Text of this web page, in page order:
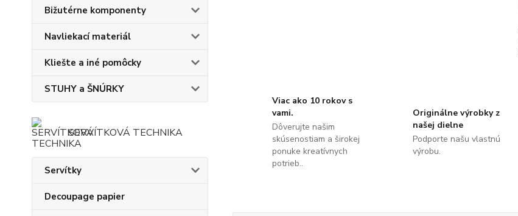
Bižutérne komponenty
Navliekací materiál
Kliešte a iné pomôcky
STUHY a ŠNÚRKY
SERVÍTKOVÁ TECHNIKA
Servítky
Decoupage papier
Viac ako 10 rokov s
vami.
Dôverujte našim
skúsenostiam a širokej
ponuke kreatívnych
potrieb..
Originálne výrobky z
našej dielne
Podporte našu vlastnú
výrobu.